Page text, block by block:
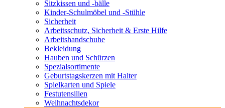
Sitzkissen und -bälle
Kinder-Schulmöbel und -Stühle
Sicherheit
Arbeitsschutz, Sicherheit & Erste Hilfe
Arbeitshandschuhe
Bekleidung
Hauben und Schürzen
Spezialsortimente
Geburtstagskerzen mit Halter
Spielkarten und Spiele
Festutensilien
Weihnachtsdekor